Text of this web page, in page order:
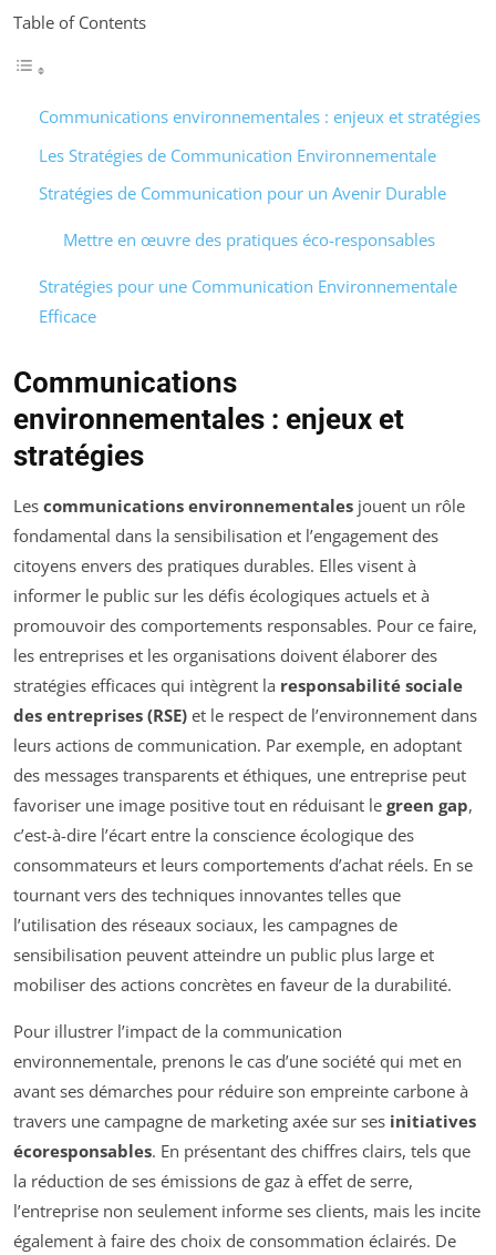
Table of Contents
Communications environnementales : enjeux et stratégies
Les Stratégies de Communication Environnementale
Stratégies de Communication pour un Avenir Durable
Mettre en œuvre des pratiques éco-responsables
Stratégies pour une Communication Environnementale
Efficace
Communications
environnementales : enjeux et
stratégies
Les communications environnementales jouent un rôle
fondamental dans la sensibilisation et l’engagement des
citoyens envers des pratiques durables. Elles visent à
informer le public sur les défis écologiques actuels et à
promouvoir des comportements responsables. Pour ce faire,
les entreprises et les organisations doivent élaborer des
stratégies efficaces qui intègrent la responsabilité sociale
des entreprises (RSE) et le respect de l’environnement dans
leurs actions de communication. Par exemple, en adoptant
des messages transparents et éthiques, une entreprise peut
favoriser une image positive tout en réduisant le green gap,
c’est-à-dire l’écart entre la conscience écologique des
consommateurs et leurs comportements d’achat réels. En se
tournant vers des techniques innovantes telles que
l’utilisation des réseaux sociaux, les campagnes de
sensibilisation peuvent atteindre un public plus large et
mobiliser des actions concrètes en faveur de la durabilité.
Pour illustrer l’impact de la communication
environnementale, prenons le cas d’une société qui met en
avant ses démarches pour réduire son empreinte carbone à
travers une campagne de marketing axée sur ses initiatives
écoresponsables. En présentant des chiffres clairs, tels que
la réduction de ses émissions de gaz à effet de serre,
l’entreprise non seulement informe ses clients, mais les incite
également à faire des choix de consommation éclairés. De